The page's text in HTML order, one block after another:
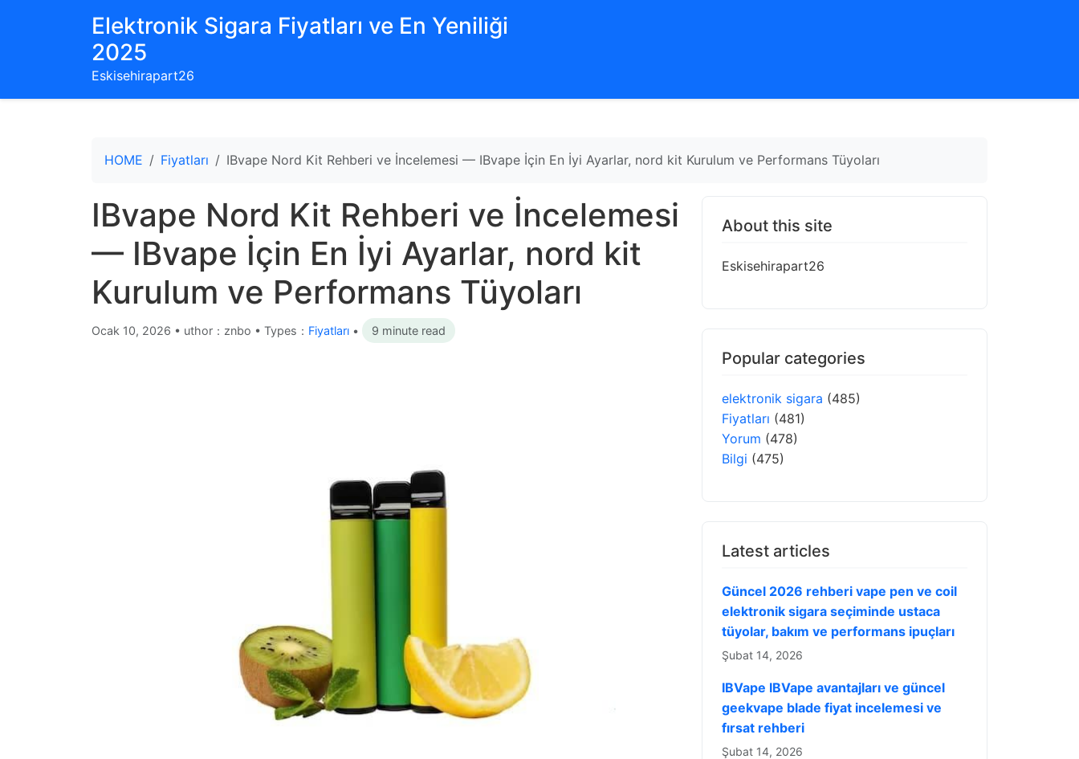
Elektronik Sigara Fiyatları ve En Yeniliği
2025
Eskisehirapart26
HOME Fiyatları IBvape Nord Kit Rehberi ve İncelemesi — IBvape İçin En İyi Ayarlar, nord kit Kurulum ve Performans Tüyoları
IBvape Nord Kit Rehberi ve İncelemesi
— IBvape İçin En İyi Ayarlar, nord kit
Kurulum ve Performans Tüyoları
Ocak 10, 2026 • uthor：znbo • Types： Fiyatları • 9 minute read
About this site
Eskisehirapart26
Popular categories
elektronik sigara (485)
Fiyatları (481)
Yorum (478)
Bilgi (475)
Latest articles
Güncel 2026 rehberi vape pen ve coil
elektronik sigara seçiminde ustaca
tüyolar, bakım ve performans ipuçları
Şubat 14, 2026
IBVape IBVape avantajları ve güncel
geekvape blade fiyat incelemesi ve
fırsat rehberi
Şubat 14, 2026